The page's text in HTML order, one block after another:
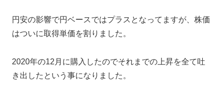
円安の影響で円ベースではプラスとなってますが、株価
はついに取得単価を割りました。
2020年の12月に購入したのでそれまでの上昇を全て吐
き出したという事になりました。